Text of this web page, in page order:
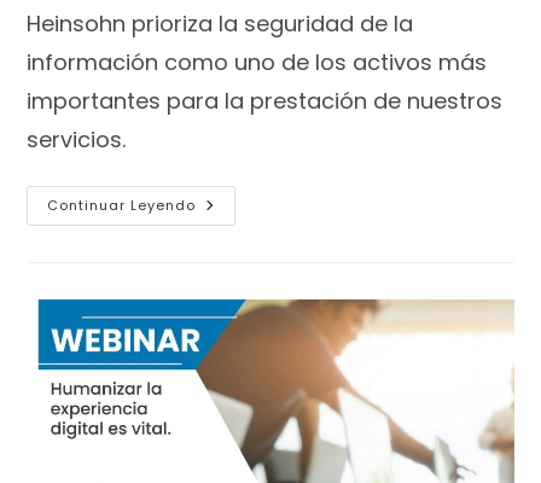
Heinsohn prioriza la seguridad de la
información como uno de los activos más
importantes para la prestación de nuestros
servicios.
Continuar Leyendo